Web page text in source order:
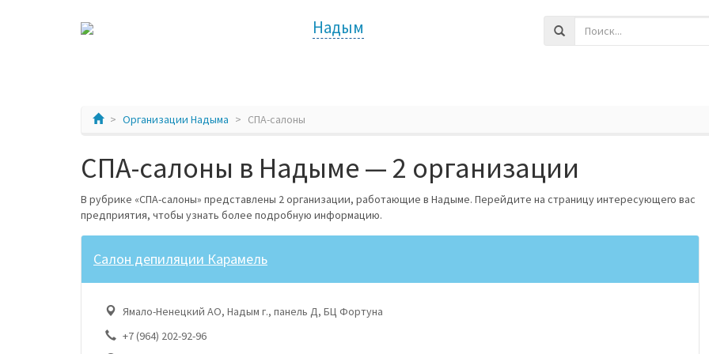
Надым
Организации Надыма СПА-салоны
СПА-салоны в Надыме — 2 организации
В рубрике «СПА-салоны» представлены 2 организации, работающие в Надыме. Перейдите на страницу интересующего вас
предприятия, чтобы узнать более подробную информацию.
Салон депиляции Карамель
Ямало-Ненецкий АО, Надым г., панель Д, БЦ Фортуна
+7 (964) 202-92-96